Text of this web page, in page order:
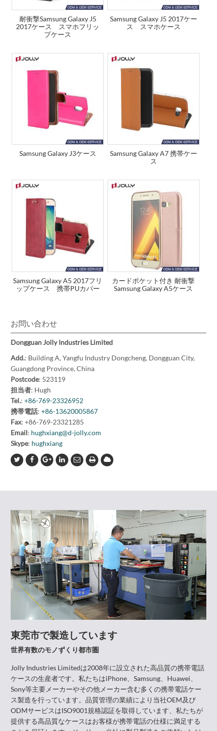
耐衝撃Samsung Galaxy J5
2017ケース スマホフリッ
プケース
Samsung Galaxy J5 2017ケー
ス スマホケース
Samsung Galaxy J3ケース
Samsung Galaxy A7 携帯ケー
ス
Samsung Galaxy A5 2017フリ
ップケース 携帯PUカバー
カードポケット付き 耐衝撃
Samsung Galaxy A5ケース
お問い合わせ
Dongguan Jolly Industries Limited
Add.: Building A, Yangfu Industry Dongcheng, Dongguan City,
Guangdong Province, China
Postcode: 523119
担当者: Hugh
Tel.:+86-769-23326952
携帯電話:+86-13620005867
Fax: +86-769-23321285
Email: hughxiang@d-jolly.com
Skype: hughxiang
東莞市で製造しています
世界有数のモノずくり都市圏
Jolly Industries Limitedは2008年に設立された高品質の携帯電話
ケースの生産者です。私たちはiPhone、Samsung、Huawei、
Sony等主要メーカーやその他メーカー含む多くの携帯電話ケー
ス製造を行っています。品質管理の業績により当社OEM及び
ODMサービスはISO9001規格認証を取得しています、私たちが
提供する高品質なケースはお客様が携帯電話の仕様に満足する